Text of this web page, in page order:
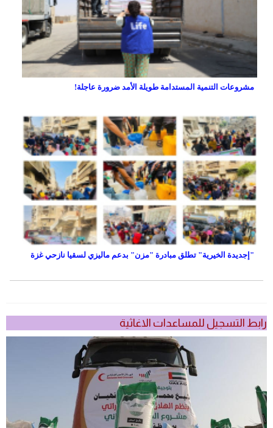
مشروعات التنمية المستدامة طويلة الأمد ضرورة عاجلة!
"إجديدة الخيرية" تطلق مبادرة "مزن" بدعم ماليزي لسقيا نازحي غزة
رابط التسجيل للمساعدات الاغاثية